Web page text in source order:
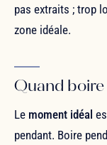
pas extraits ; trop
zone idéale.
Quand boire
Le moment idéal
pendant. Boire